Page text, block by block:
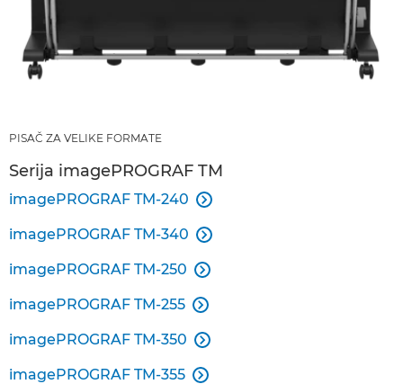
PISAČ ZA VELIKE FORMATE
Serija imagePROGRAF TM
imagePROGRAF TM-240 
imagePROGRAF TM-340 
imagePROGRAF TM-250 
imagePROGRAF TM-255 
imagePROGRAF TM-350 
imagePROGRAF TM-355 